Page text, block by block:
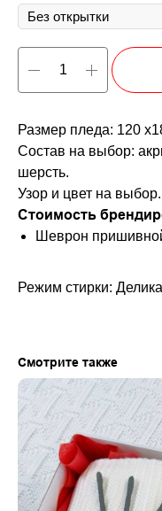
Размер пледа: 120
Состав на выбор:
шерсть.
Узор и цвет на выбор.
Стоимость
Шеврон
Режим стирки:
Смотрите также